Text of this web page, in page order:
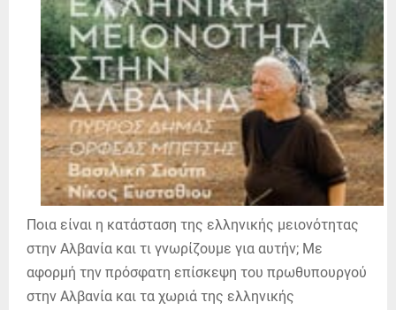
Ποια είναι η κατάσταση της ελληνικής μειονότητας
στην Αλβανία και τι γνωρίζουμε για αυτήν; Με
αφορμή την πρόσφατη επίσκεψη του πρωθυπουργού
στην Αλβανία και τα χωριά της ελληνικής